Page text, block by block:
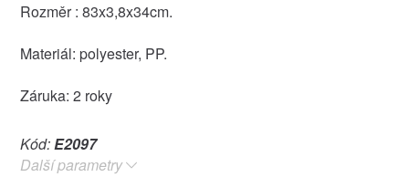
Rozměr : 83x3,8x34cm.
Materiál: polyester, PP.
Záruka: 2 roky
Kód:E2097
Další parametry